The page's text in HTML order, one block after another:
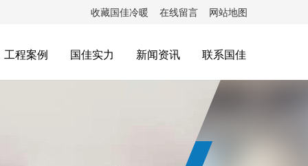
收藏国佳冷暖 在线留言 网站地图
工程案例 国佳实力 新闻资讯 联系国佳